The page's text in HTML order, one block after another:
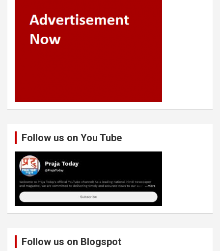
Follow us on You Tube
Follow us on Blogspot